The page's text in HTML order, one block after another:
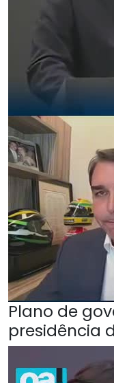
Plano de
presidência